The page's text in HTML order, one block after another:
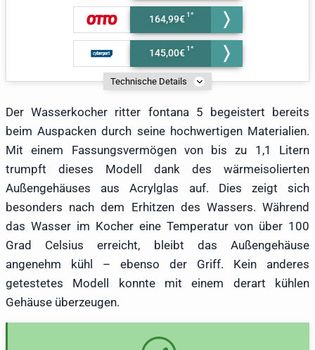
164,99€
145,00€
Technische Details
Der Wasserkocher ritter fontana 5 begeistert bereits
beim Auspacken durch seine hochwertigen Materialien.
Mit einem Fassungsvermögen von bis zu 1,1 Litern
trumpft dieses Modell dank des wärmeisolierten
Außengehäuses aus Acrylglas auf. Dies zeigt sich
besonders nach dem Erhitzen des Wassers. Während
das Wasser im Kocher eine Temperatur von über 100
Grad Celsius erreicht, bleibt das Außengehäuse
angenehm kühl – ebenso der Griff. Kein anderes
getestetes Modell konnte mit einem derart kühlen
Gehäuse überzeugen.